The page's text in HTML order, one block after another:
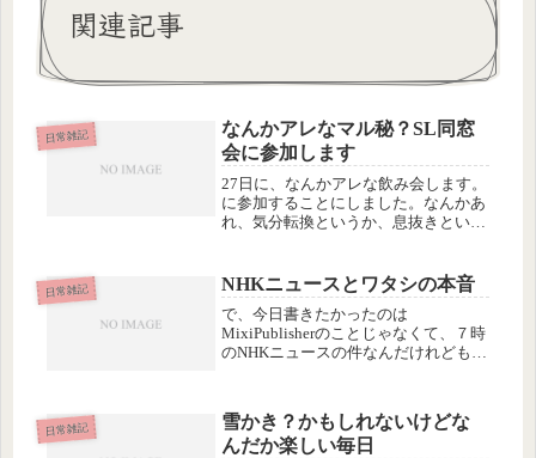
関連記事
日常雑記
なんかアレなマル秘？SL同窓
会に参加します
27日に、なんかアレな飲み会します。
に参加することにしました。なんかあ
れ、気分転換というか、息抜きという
なので、ちょっと行って、パンダを見
てこようと思っています。パンダ、...
日常雑記 NHKニュースとワタシの本音
で、今日書きたかったのは
MixiPublisherのことじゃなくて、７時
のNHKニュースの件なんだけれども
目覚ましかけて７時ちょっと前に起き
て、テレビをつけたらNHKの...
日常雑記
雪かき？かもしれないけどな
んだか楽しい毎日